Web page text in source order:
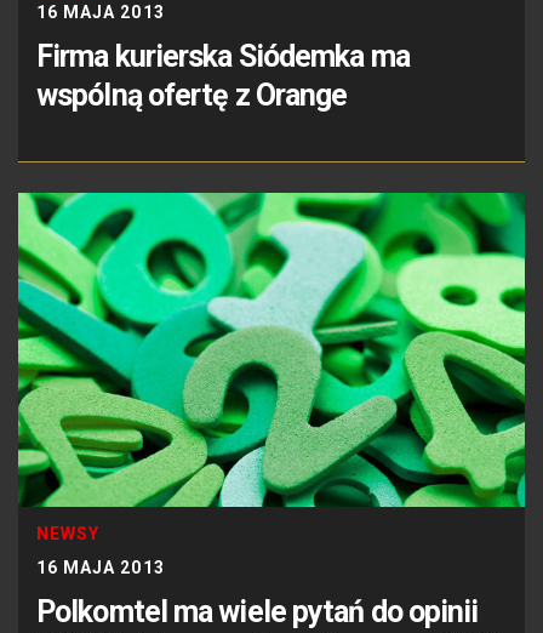
16 MAJA 2013
Firma kurierska Siódemka ma
wspólną ofertę z Orange
NEWSY
16 MAJA 2013
Polkomtel ma wiele pytań do opinii